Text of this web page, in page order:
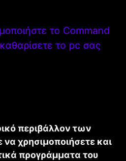
το Command
το pc σας
περιβάλλον των
χρησιμοποιήσετε και
προγράμματα του